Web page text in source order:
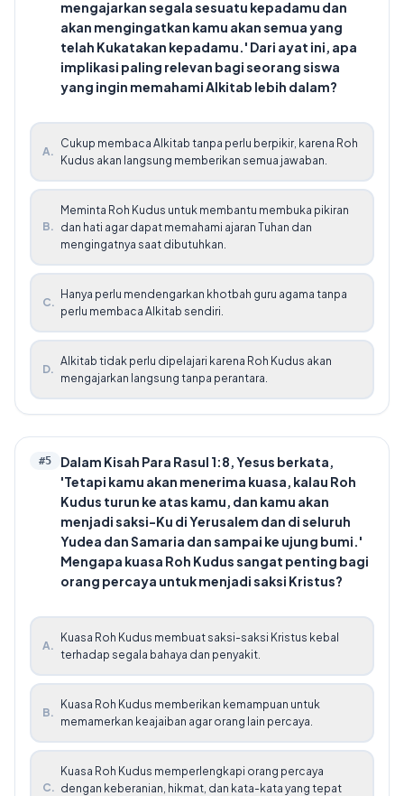
mengajarkan segala sesuatu kepadamu dan
akan mengingatkan kamu akan semua yang
telah Kukatakan kepadamu.' Dari ayat ini, apa
implikasi paling relevan bagi seorang siswa
yang ingin memahami Alkitab lebih dalam?
A.
Cukup membaca Alkitab tanpa perlu berpikir, karena Roh
Kudus akan langsung memberikan semua jawaban.
B.
Meminta Roh Kudus untuk membantu membuka pikiran
dan hati agar dapat memahami ajaran Tuhan dan
mengingatnya saat dibutuhkan.
C.
Hanya perlu mendengarkan khotbah guru agama tanpa
perlu membaca Alkitab sendiri.
D.
Alkitab tidak perlu dipelajari karena Roh Kudus akan
mengajarkan langsung tanpa perantara.
#5
Dalam Kisah Para Rasul 1:8, Yesus berkata,
'Tetapi kamu akan menerima kuasa, kalau Roh
Kudus turun ke atas kamu, dan kamu akan
menjadi saksi-Ku di Yerusalem dan di seluruh
Yudea dan Samaria dan sampai ke ujung bumi.'
Mengapa kuasa Roh Kudus sangat penting bagi
orang percaya untuk menjadi saksi Kristus?
A.
Kuasa Roh Kudus membuat saksi-saksi Kristus kebal
terhadap segala bahaya dan penyakit.
B.
Kuasa Roh Kudus memberikan kemampuan untuk
memamerkan keajaiban agar orang lain percaya.
C.
Kuasa Roh Kudus memperlengkapi orang percaya
dengan keberanian, hikmat, dan kata-kata yang tepat